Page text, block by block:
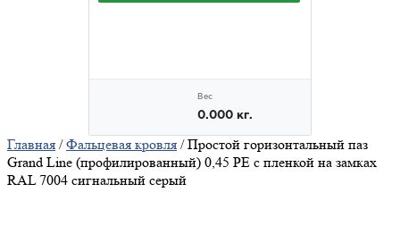
Главная /Фальцевая кровля / Простой горизонтальный паз
Grand Line (профилированный) 0,45 PE с пленкой на замках
RAL 7004 сигнальный серый